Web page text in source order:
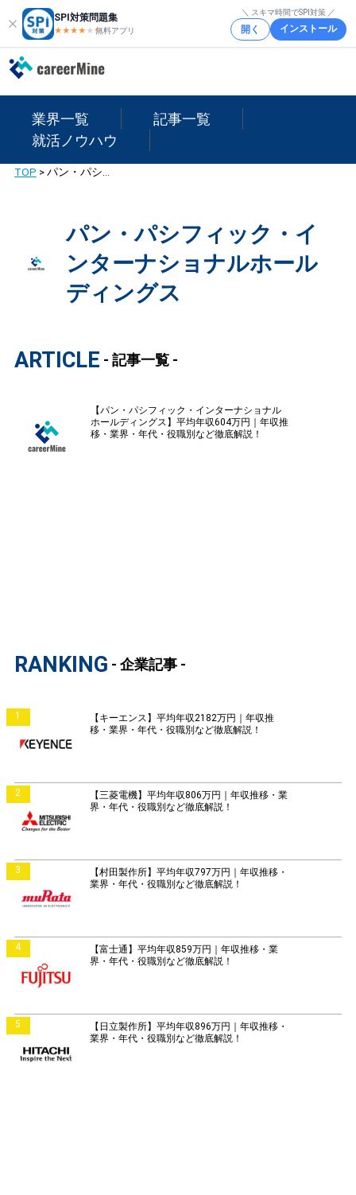
SPI対策問題集
★★★★ ★★
無料アプリ
＼ スキマ時間でSPI対策 ／
開く インストール
業界一覧
記事一覧
就活ノウハウ
TOP >
パン・パシフィック・イ
ンターナショナルホール
ディングス
ARTICLE - 記事一覧 -
【パン・パシフィック・インターナショナル
ホールディングス】平均年収604万円｜年収推
移・業界・年代・役職別など徹底解説！
RANKING - 企業記事 -
1
【キーエンス】平均年収2182万円｜年収推
移・業界・年代・役職別など徹底解説！
2
【三菱電機】平均年収806万円｜年収推移・業
界・年代・役職別など徹底解説！
3
【村田製作所】平均年収797万円｜年収推移・
業界・年代・役職別など徹底解説！
4
【富士通】平均年収859万円｜年収推移・業
界・年代・役職別など徹底解説！
5
【日立製作所】平均年収896万円｜年収推移・
業界・年代・役職別など徹底解説！